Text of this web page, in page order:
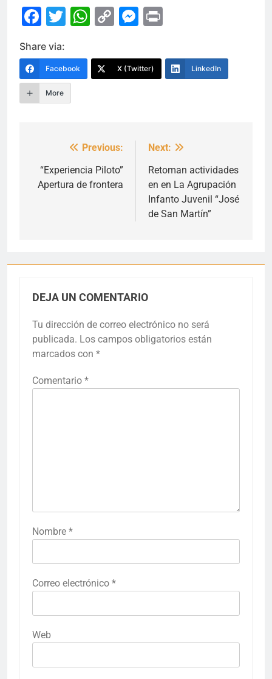
Facebook
Twitter
WhatsApp
CopyMessenger
Share via:
Facebook X (Twitter) LinkedIn
More
Navegación
de
entradas
Previous:
“Experiencia Piloto”
Apertura de frontera
Next:
Retoman actividades
en en La Agrupación
Infanto Juvenil “José
de San Martín”
DEJA UN COMENTARIO
Tu dirección de correo electrónico no será
publicada. Los campos obligatorios están
marcados con *
Comentario *
Nombre *
Correo electrónico *
Web